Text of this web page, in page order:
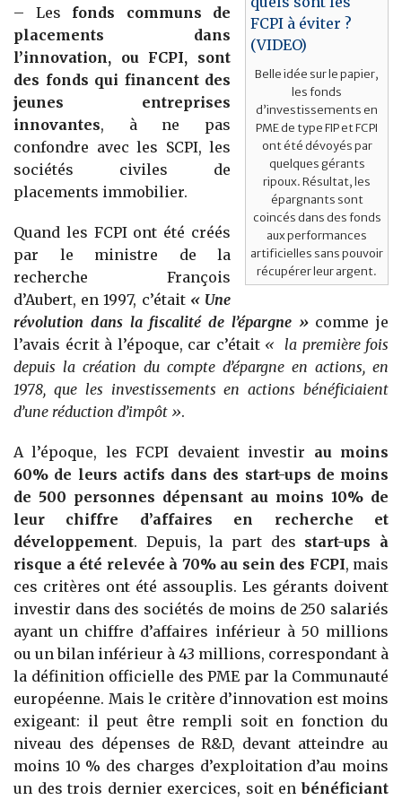
Belle idée sur le papier,
les fonds
d’investissements en
PME de type FIP et FCPI
ont été dévoyés par
quelques gérants
ripoux. Résultat, les
épargnants sont
coincés dans des fonds
aux performances
artificielles sans pouvoir
récupérer leur argent.
– Les fonds communs de
placements dans
l’innovation, ou FCPI, sont
des fonds qui financent des
jeunes entreprises
innovantes, à ne pas
confondre avec les SCPI, les
sociétés civiles de
placements immobilier.
Quand les FCPI ont été créés
par le ministre de la
recherche François
d’Aubert, en 1997, c’était « Une
révolution dans la fiscalité de l’épargne » comme je
l’avais écrit à l’époque, car c’était « la première fois
depuis la création du compte d’épargne en actions, en
1978, que les investissements en actions bénéficiaient
d’une réduction d’impôt ».
A l’époque, les FCPI devaient investir au moins
60% de leurs actifs dans des start-ups de moins
de 500 personnes dépensant au moins 10% de
leur chiffre d’affaires en recherche et
développement. Depuis, la part des start-ups à
risque a été relevée à 70% au sein des FCPI, mais
ces critères ont été assouplis. Les gérants doivent
investir dans des sociétés de moins de 250 salariés
ayant un chiffre d’affaires inférieur à 50 millions
ou un bilan inférieur à 43 millions, correspondant à
la définition officielle des PME par la Communauté
européenne. Mais le critère d’innovation est moins
exigeant: il peut être rempli soit en fonction du
niveau des dépenses de R&D, devant atteindre au
moins 10 % des charges d’exploitation d’au moins
un des trois dernier exercices, soit enbénéficiant